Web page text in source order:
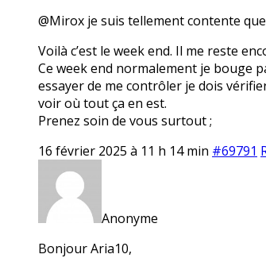
@Mirox je suis tellement contente
Voilà c’est le week end. Il me reste
Ce week end normalement je bouge
essayer de me contrôler je dois
voir où tout ça en est.
Prenez soin de vous surtout ;
16 février 2025 à 11 h 14 min #69791
Anonyme
Bonjour Aria10,